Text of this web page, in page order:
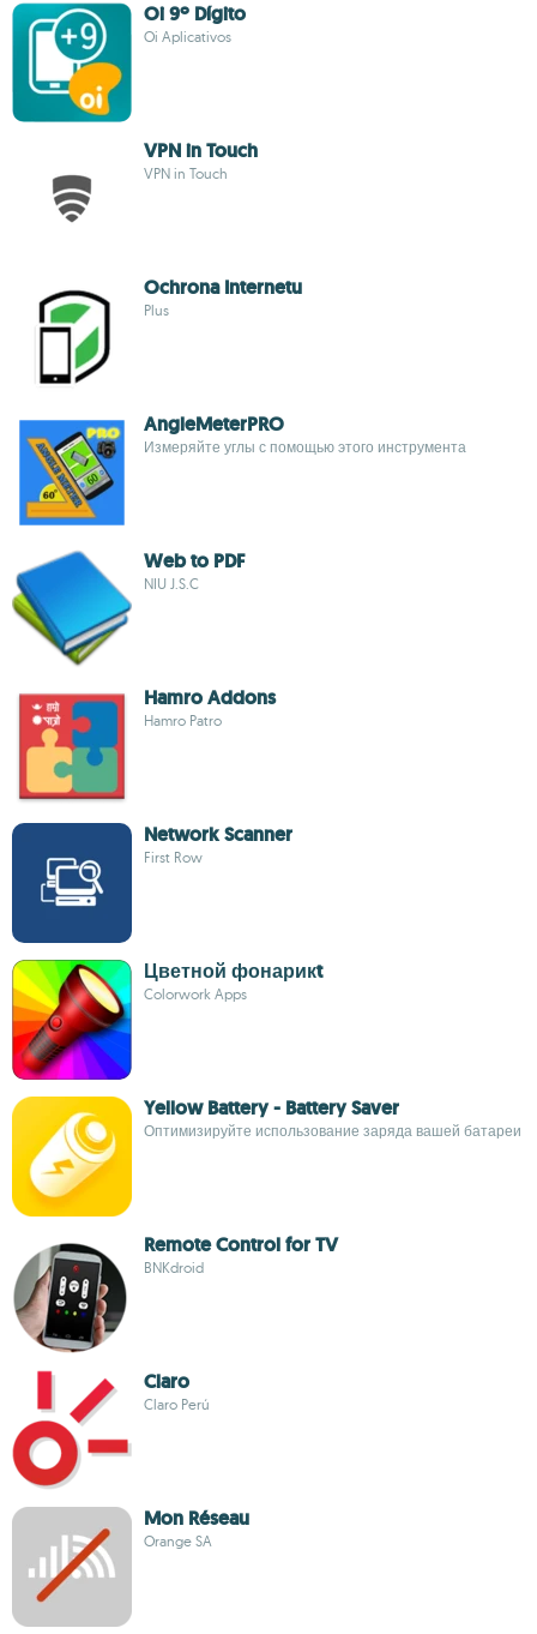
Oi 9º Dígito
Oi Aplicativos
VPN in Touch
VPN in Touch
Ochrona Internetu
Plus
AngleMeterPRO
Измеряйте углы с помощью этого инструмента
Web to PDF
NIU J.S.C
Hamro Addons
Hamro Patro
Network Scanner
First Row
Цветной фонарикt
Colorwork Apps
Yellow Battery - Battery Saver
Оптимизируйте использование заряда вашей батареи
Remote Control for TV
BNKdroid
Claro
Claro Perú
Mon Réseau
Orange SA